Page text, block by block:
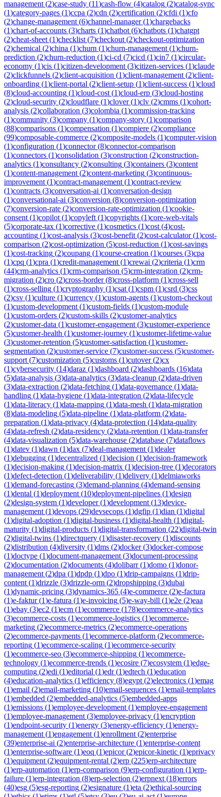
management (2)case-study (11)cash-flow (4)catalog (2)catalog-sync
(1)category-pages (1)ccpa (2)cdn (2)certification (2)cfdi (1)cfo
(2)change-management (6)channel-manager(1)chargebacks
(1)chart-of-accounts (3)charts (1)chatbot (6)chatbots (1)chatgpt
(2)cheat-sheet (1)checklist (7)checkout (2)checkout-optimization
(2)chemical (2)china (1)churn (1)churn-management (1)churn-
prediction (2)churn-reduction (1)ci-cd (7)cicd (1)cin7 (1)circular-
economy (1)cis (1)citizen-development (3)citizen-services (1)claude
(2)clickfunnels (2)client-acquisition (1)client-management (2)client-
onboarding (1)client-portal (2)client-setup (1)client-success (1)cloud
(8)cloud-accounting (1)cloud-cost (1)cloud-erp (3)cloud-hosting
(2)cloud-security (2)cloudflare (1)clover(1)clv (2)cmms (1)cohort-
analysis (2)collaboration (3)colombia (1)commission-tracking
(1)community (3)company (1)company-story (1)comparison
(88)comparisons (1)compensation (1)compiere (2)compliance
(99)composable-commerce (2)composite-models (1)computer-vision
(1)configuration (1)connector(8)connector-comparison
(1)connectors (1)consolidation (3)construction (2)construction-
analytics (1)consultancy (2)consulting (3)containers (3)content
(1)content-management (2)content-marketing (3)continuous-
improvement (1)contract-management (1)contract-review
(1)contracts (3)conversation-ai (1)conversation-design
(1)conversational-ai (3)conversion (8)conversion-optimization
(7)conversion-rate (2)conversion-rate-optimization (1)cookie-
consent (1)copilot (1)copyleft (1)copyrights (1)core-web-vitals
(5)corporate-tax (1)corrective (1)cosmetics (1)cost (4)cost-
accounting (1)cost-analysis (3)cost-benefit (2)cost-calculator(1)cost-
comparison (2)cost-optimization (5)cost-reduction (1)cost-savings
(1)cost-tracking (2)coupang (1)course-creation (1)courses (3)cpa
(1)cpq (1)cpra (1)credit-management (1)crewai (2)criteria (1)crm
(44)crm-analytics (1)crm-comparison (5)crm-integration (2)crm-
migration (2)cro (2)cross-border(8)cross-platform (1)cross-sell
(1)cross-selling (1)cryptography (1)csat (1)cspm (1)csrd (3)css
(2)csv (1)culture (1)currency (1)custom-agents (1)custom-checkout
(1)custom-development (1)custom-fields (1)custom-module
(1)custom-orders (2)custom-skills (2)customer-analytics
(2)customer-data (1)customer-engagement (3)customer-experience
(5)customer-health (1)customer-journey (1)customer-lifetime-value
(3)customer-retention (5)customer-satisfaction (1)customer-
segmentation (2)customer-service (7)customer-success (5)customer-
support (7)customization (5)customs (1)cutover(2)cx
(1)cybersecurity (14)daraz (1)dashboard (2)dashboards (16)data
(5)data-analysis (3)data-analytics (3)data-cleanup (2)data-driven
(3)data-extraction (2)data-fetching (1)data-governance (1)data-
handling (1)data-hygiene (1)data-integration (2)data-lifecycle
(1)data-literacy (1)data-mapping (1)data-mesh (1)data-migration
(8)data-modeling (5)data-pipeline (1)data-platform (2)data-
preparation (1)data-privacy (4)data-protection (14)data-quality
(4)data-refresh (2)data-residency (2)data-retention (1)data-transfer
(4)data-visualization (5)data-warehouse (2)database (7)dataflows
(1)datev (1)dawn (1)dax (7)deal-management (1)dealer
(1)debugging (1)decentralized (1)decision (1)decision-framework
(1)decision-making (1)decision-matrix (1)decision-tree (1)decorators
(1)defect-detection (1)deliverability (1)delivery (1)delmiaworks
(1)demand-forecasting (3)demand-planning (4)demand-sensing
(1)dental (1)deployment (10)deployment-pipelines (1)design
(2)design-system (1)developer(1)development (13)device-
management (1)devops (29)devsecops (1)dgfip (1)dian (1)digital
(1)digital-adoption (1)digital-business (1)digital-health (1)digital-
maturity (1)digital-products (1)digital-transformation (22)digital-twin
(2)digital-twins (1)directquery (1)disaster-recovery (1)discounts
(2)distribution (4)diversity (1)dms (2)docker(3)docker-compose
(1)doctype (1)document-management (3)document-processing
(2)documentation (2)documents (4)dolibarr(1)domo (1)donor-
management (2)dpa (1)dpdp (1)dpo (1)drip-campaigns (1)drip-
content (1)drizzle (3)drizzle-orm (2)dropshipping (3)dubai
(1)dynamic-pricing (3)dynamics-365 (4)e-commerce (2)e-factura
(1)e-faktur(1)e-fatura (1)e-invoicing (5)e-way-bill (1)e2e (2)eaa
(1)ebay (3)ec2 (1)ecm (1)ecommerce (178)ecommerce-analytics
(3)ecommerce-costs (1)ecommerce-logistics (1)ecommerce-
marketing (2)ecommerce-metrics (2)ecommerce-operations
(2)ecommerce-payments (1)ecommerce-platform (2)ecommerce-
reporting (1)ecommerce-scaling (1)ecommerce-security
(1)ecommerce-seo (3)ecommerce-shipping (1)ecommerce-
technology (1)ecommerce-trends (1)ecosire (7)ecosystem (1)edge-
computing (2)edi (1)editorial (1)edr(1)edtech (1)education
(4)education-analytics (1)efficiency (8)egypt (2)electronics (1)emag
(1)email (2)email-marketing (10)email-sequences (1)email-templates
(1)embedded (2)embedded-analytics (5)embedded-apps
(1)emissions (1)employee-development (1)employee-engagement
(1)employee-management (3)employee-privacy (1)encryption
(1)endpoint-security (1)energy (3)energy-efficiency (1)energy-
management (1)engagement (1)enrollment (2)enterprise
(39)enterprise-ai (2)enterprise-architecture (1)enterprise-content
(1)enterprise-software (1)eoq (1)epicor(2)epicor-kinetic (1)eprivacy
(1)equipment (2)equipment-rental (2)erp (225)erp-architecture
(1)erp-automation (1)erp-comparison (9)erp-configuration (1)erp-
failure (1)erp-integration (8)erp-selection (2)erpnext (18)errors
(40)esg (5)esg-reporting (2)esignature (1)eta (2)ethical-sourcing